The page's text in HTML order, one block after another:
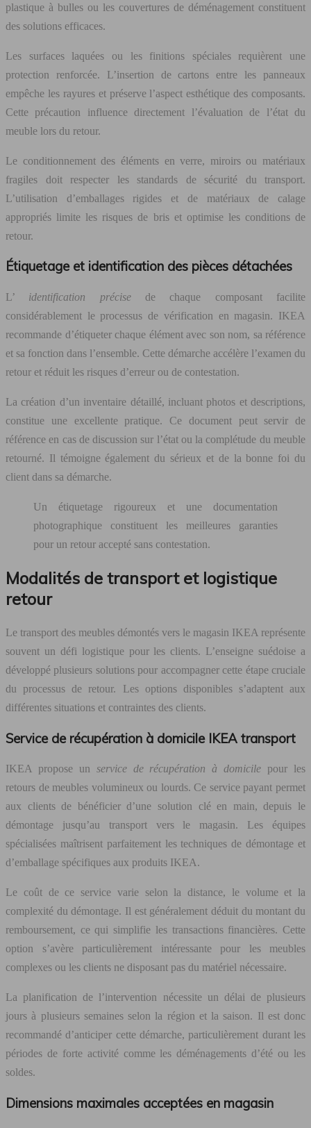
plastique à bulles ou les couvertures de déménagement constituent
des solutions efficaces.
Les surfaces laquées ou les finitions spéciales requièrent une
protection renforcée. L’insertion de cartons entre les panneaux
empêche les rayures et préserve l’aspect esthétique des composants.
Cette précaution influence directement l’évaluation de l’état du
meuble lors du retour.
Le conditionnement des éléments en verre, miroirs ou matériaux
fragiles doit respecter les standards de sécurité du transport.
L’utilisation d’emballages rigides et de matériaux de calage
appropriés limite les risques de bris et optimise les conditions de
retour.
Étiquetage et identification des pièces détachées
L’ identification précisede chaque composant facilite
considérablement le processus de vérification en magasin. IKEA
recommande d’étiqueter chaque élément avec son nom, sa référence
et sa fonction dans l’ensemble. Cette démarche accélère l’examen du
retour et réduit les risques d’erreur ou de contestation.
La création d’un inventaire détaillé, incluant photos et descriptions,
constitue une excellente pratique. Ce document peut servir de
référence en cas de discussion sur l’état ou la complétude du meuble
retourné. Il témoigne également du sérieux et de la bonne foi du
client dans sa démarche.
Un étiquetage rigoureux et une documentation
photographique constituent les meilleures garanties
pour un retour accepté sans contestation.
Modalités de transport et logistique
retour
Le transport des meubles démontés vers le magasin IKEA représente
souvent un défi logistique pour les clients. L’enseigne suédoise a
développé plusieurs solutions pour accompagner cette étape cruciale
du processus de retour. Les options disponibles s’adaptent aux
différentes situations et contraintes des clients.
Service de récupération à domicile IKEA transport
IKEA propose un service de récupération à domicile pour les
retours de meubles volumineux ou lourds. Ce service payant permet
aux clients de bénéficier d’une solution clé en main, depuis le
démontage jusqu’au transport vers le magasin. Les équipes
spécialisées maîtrisent parfaitement les techniques de démontage et
d’emballage spécifiques aux produits IKEA.
Le coût de ce service varie selon la distance, le volume et la
complexité du démontage. Il est généralement déduit du montant du
remboursement, ce qui simplifie les transactions financières. Cette
option s’avère particulièrement intéressante pour les meubles
complexes ou les clients ne disposant pas du matériel nécessaire.
La planification de l’intervention nécessite un délai de plusieurs
jours à plusieurs semaines selon la région et la saison. Il est donc
recommandé d’anticiper cette démarche, particulièrement durant les
périodes de forte activité comme les déménagements d’été ou les
soldes.
Dimensions maximales acceptées en magasin